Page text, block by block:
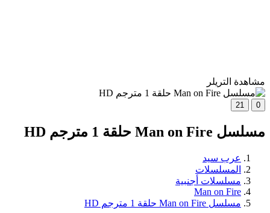
مشاهدة التريلر
0
21
مسلسل Man on Fire حلقة 1 مترجم HD
عرب سيد
المسلسلات
مسلسلات أجنبية
Man on Fire
مسلسل Man on Fire حلقة 1 مترجم HD